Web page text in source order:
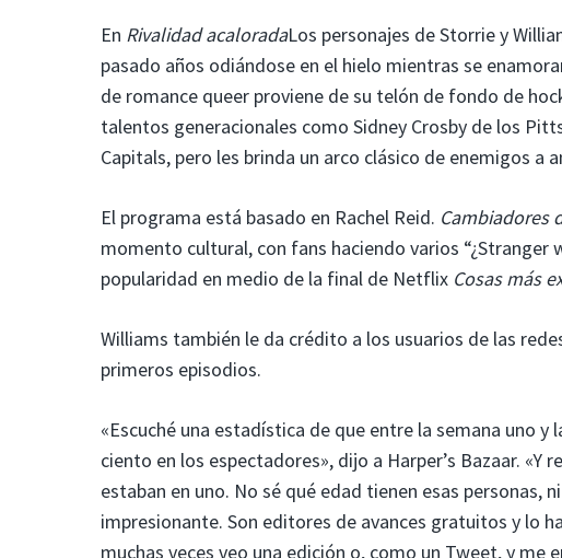
En Rivalidad acaloradaLos personajes de Storrie y
pasado años odiándose en el hielo mientras se
de romance queer proviene de su telón de fondo de
talentos generacionales como Sidney Crosby de los
Capitals, pero les brinda un arco clásico de enemigos a
El programa está basado en Rachel Reid. Cambiadores
momento cultural, con fans haciendo varios
popularidad en medio de la final de Netflix Cosas más
Williams también le da crédito a los usuarios de las
primeros episodios.
«Escuché una estadística de que entre la semana uno
ciento en los espectadores», dijo a Harper’s Bazaar.
estaban en uno. No sé qué edad tienen esas personas,
impresionante. Son editores de avances gratuitos y lo
muchas veces veo una edición o, como un Tweet, y